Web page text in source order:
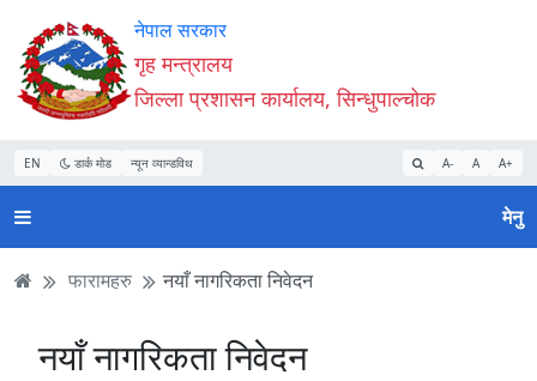
Accessibility
Mode
सुरु
गर्नुहोस्
सामाग्री
पढ्नुहाेस्
नेभिगेसन
पढ्नुहाेस्
वेबसाइट
खोजमा
जानुहोस्
नेपाल सरकार
गृह मन्त्रालय
जिल्ला प्रशासन कार्यालय, सिन्धुपाल्चोक
EN डार्क मोड न्यून व्यान्डविथ A- A A+
मेनु
फारामहरु नयाँ नागरिकता निवेदन
नयाँ नागरिकता निवेदन